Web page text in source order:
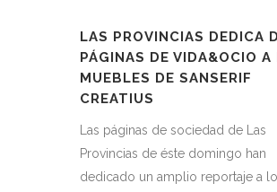
LAS PROVINCIAS DEDICA
PÁGINAS DE VIDA&OCIO A
MUEBLES DE SANSERIF
CREATIUS
Las páginas de sociedad de Las
Provincias de éste domingo han
dedicado un amplio reportaje a